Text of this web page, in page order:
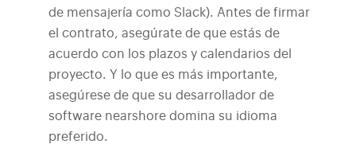
de mensajería como Slack). Antes de firmar
el contrato, asegúrate de que estás de
acuerdo con los plazos y calendarios del
proyecto. Y lo que es más importante,
asegúrese de que su desarrollador de
software nearshore domina su idioma
preferido.